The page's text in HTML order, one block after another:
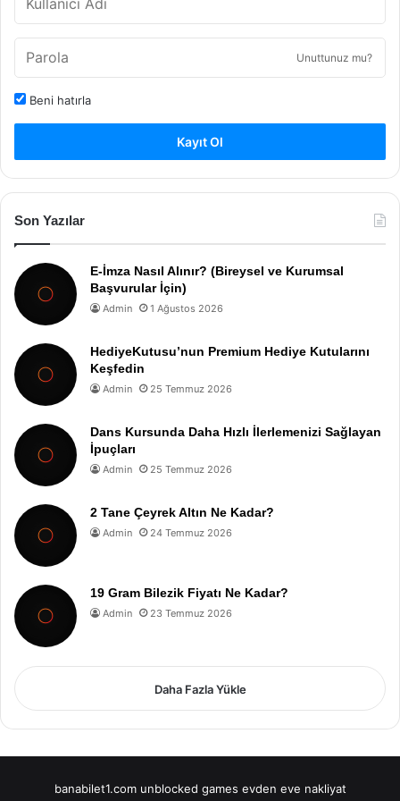
Unuttunuz mu?
Beni hatırla
Kayıt Ol
Son Yazılar
E-İmza Nasıl Alınır? (Bireysel ve Kurumsal
Başvurular İçin)
Admin 1 Ağustos 2026
HediyeKutusu’nun Premium Hediye Kutularını
Keşfedin
Admin 25 Temmuz 2026
Dans Kursunda Daha Hızlı İlerlemenizi Sağlayan
İpuçları
Admin 25 Temmuz 2026
2 Tane Çeyrek Altın Ne Kadar?
Admin 24 Temmuz 2026
19 Gram Bilezik Fiyatı Ne Kadar?
Admin 23 Temmuz 2026
Daha Fazla Yükle
banabilet1.com unblocked games evden eve nakliyat